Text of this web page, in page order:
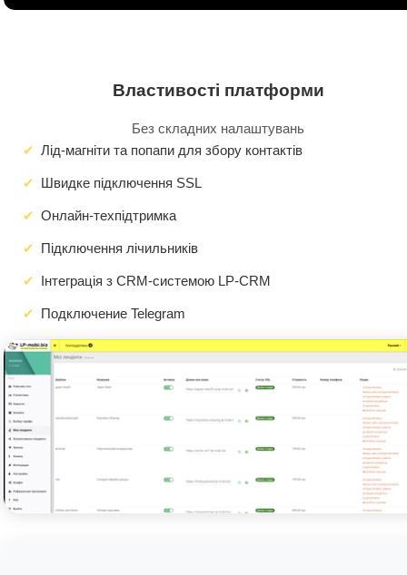
Властивості платформи
Без складних налаштувань
Лід-магніти та попапи для збору контактів
Швидке підключення SSL
Онлайн-техпідтримка
Підключення лічильників
Інтеграція з CRM-системою LP-CRM
Подключение Telegram